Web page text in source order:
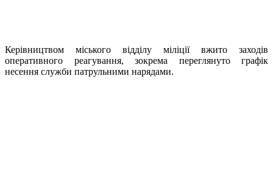
Керівництвом міського відділу міліції вжито заходів
оперативного реагування, зокрема переглянуто графік
несення служби патрульними нарядами.